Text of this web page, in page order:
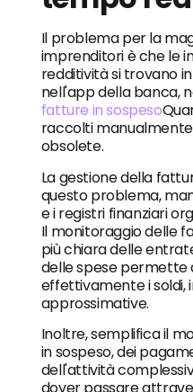
Il problema per la
imprenditori è che le
redditività si trovano
nell'app della banca,
fatture in sospeso
raccolti
obsolete.
La gestione della
questo problema,
e i registri finanziari
Il monitoraggio delle
più chiara delle
delle spese permette
effettivamente i soldi,
approssimative.
Inoltre, semplifica il
in sospeso, dei
dell'attività